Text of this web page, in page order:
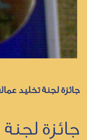
جائزة لجنة تخليد
جائزة